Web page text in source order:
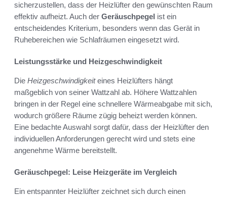
sicherzustellen, dass der Heizlüfter den gewünschten Raum
effektiv aufheizt. Auch der Geräuschpegel ist ein
entscheidendes Kriterium, besonders wenn das Gerät in
Ruhebereichen wie Schlafräumen eingesetzt wird.
Leistungsstärke und Heizgeschwindigkeit
Die Heizgeschwindigkeiteines Heizlüfters hängt
maßgeblich von seiner Wattzahl ab. Höhere Wattzahlen
bringen in der Regel eine schnellere Wärmeabgabe mit sich,
wodurch größere Räume zügig beheizt werden können.
Eine bedachte Auswahl sorgt dafür, dass der Heizlüfter den
individuellen Anforderungen gerecht wird und stets eine
angenehme Wärme bereitstellt.
Geräuschpegel: Leise Heizgeräte im Vergleich
Ein entspannter Heizlüfter zeichnet sich durch einen